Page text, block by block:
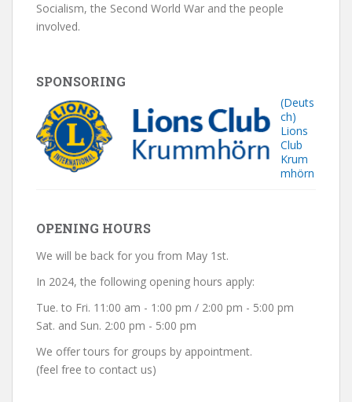
Socialism, the Second World War and the people
involved.
SPONSORING
(Deuts
ch)
Lions
Club
Krum
mhörn
OPENING HOURS
We will be back for you from May 1st.
In 2024, the following opening hours apply:
Tue. to Fri. 11:00 am - 1:00 pm / 2:00 pm - 5:00 pm
Sat. and Sun. 2:00 pm - 5:00 pm
We offer tours for groups by appointment.
(feel free to contact us)